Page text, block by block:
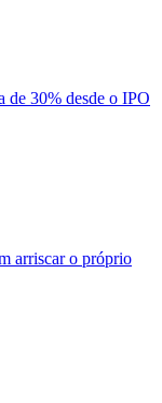
de 30% desde o IPO
arriscar o próprio